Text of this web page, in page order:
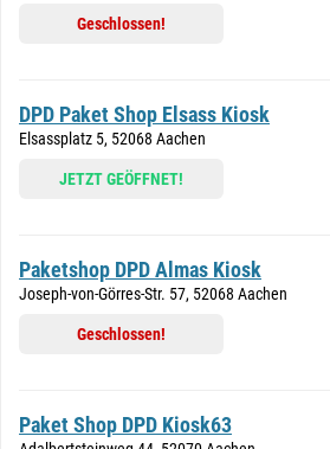
Geschlossen!
DPD Paket Shop Elsass Kiosk
Elsassplatz 5, 52068 Aachen
JETZT GEÖFFNET!
Paketshop DPD Almas Kiosk
Joseph-von-Görres-Str. 57, 52068 Aachen
Geschlossen!
Paket Shop DPD Kiosk63